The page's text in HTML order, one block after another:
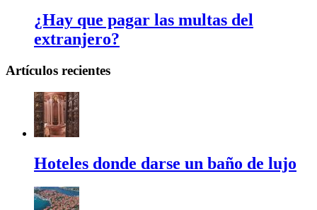
¿Hay que pagar las multas del
extranjero?
Artículos recientes
Hoteles donde darse un baño de lujo